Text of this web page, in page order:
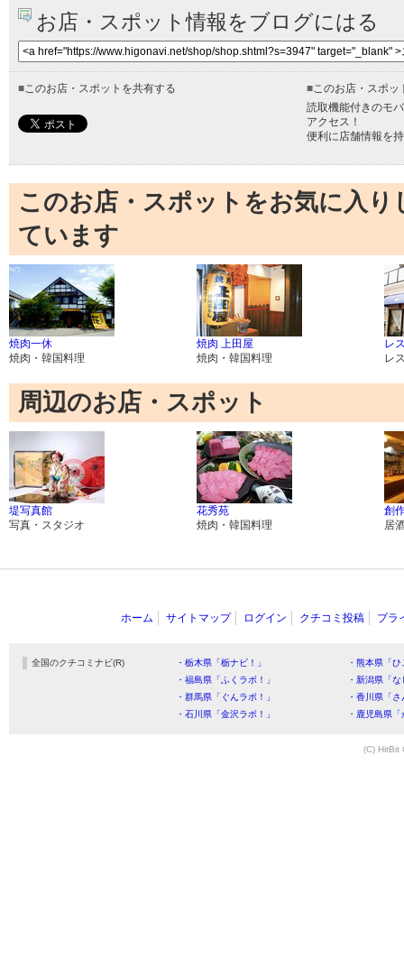
お店・スポット情報をブログにはる
■このお店・スポットを共有する ■このお店・スポッ
読取機能付きのモ
アクセス！
便利に店舗情報を
このお店・スポットをお気に入
ています
焼肉一休
焼肉・韓国料理
焼肉 上田屋
焼肉・韓国料理
レ
レ
周辺のお店・スポット
堤写真館
写真・スタジオ
花秀苑
焼肉・韓国料理
創
居
ホーム サイトマップ ログイン クチコミ投稿 プラ
全国のクチコミナビ(R) ・栃木県「栃ナビ！」
・熊本県「
・福島県「ふくラボ！」
・新潟県「
・群馬県「ぐんラボ！」
・香川県「
・石川県「金沢ラボ！」
・鹿児島県
(C) HitBit